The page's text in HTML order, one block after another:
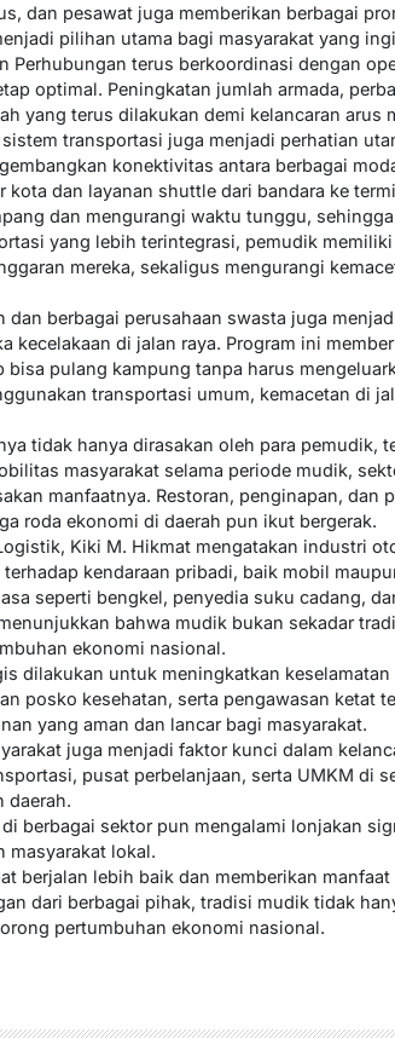
dan pesawat juga memberikan berbagai
pilihan utama bagi masyarakat yang
Perhubungan terus berkoordinasi dengan
optimal. Peningkatan jumlah armada,
yang terus dilakukan demi kelancaran arus
transportasi juga menjadi perhatian
konektivitas antara berbagai
dan layanan shuttle dari bandara ke
dan mengurangi waktu tunggu,
yang lebih terintegrasi, pemudik
mereka, sekaligus mengurangi
berbagai perusahaan swasta juga
kecelakaan di jalan raya. Program ini
pulang kampung tanpa harus
transportasi umum, kemacetan di
tidak hanya dirasakan oleh para pemudik,
masyarakat selama periode mudik,
manfaatnya. Restoran, penginapan, dan
roda ekonomi di daerah pun ikut bergerak.
Kiki M. Hikmat mengatakan industri
kendaraan pribadi, baik mobil
seperti bengkel, penyedia suku cadang,
bahwa mudik bukan sekadar
ekonomi nasional.
dilakukan untuk meningkatkan keselamatan
posko kesehatan, serta pengawasan ketat
yang aman dan lancar bagi masyarakat.
juga menjadi faktor kunci dalam
pusat perbelanjaan, serta UMKM di
daerah.
berbagai sektor pun mengalami lonjakan
masyarakat lokal.
berjalan lebih baik dan memberikan
dari berbagai pihak, tradisi mudik tidak
pertumbuhan ekonomi nasional.